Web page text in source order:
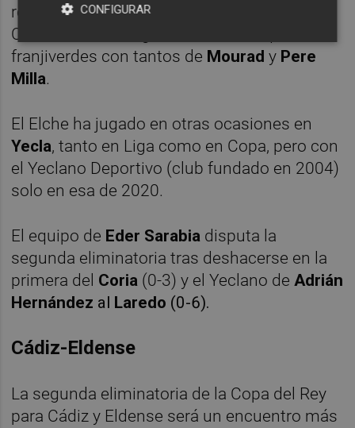
ronda, disputada a partido único en La
Constitución; 1-2 ganaron ese choque los
franjiverdes con tantos de Mourady Pere
Milla.
El Elche ha jugado en otras ocasiones en
Yecla, tanto en Liga como en Copa, pero con
el Yeclano Deportivo (club fundado en 2004)
solo en esa de 2020.
El equipo de Eder Sarabia disputa la
segunda eliminatoria tras deshacerse en la
primera del Coria (0-3) y el Yeclano de Adrián
Hernández al Laredo (0-6).
Cádiz-Eldense
La segunda eliminatoria de la Copa del Rey
para Cádiz y Eldense será un encuentro más
CONFIGURAR